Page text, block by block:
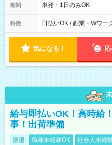
～9/19のみ下記シフトもあ
00
期間 単発・1日のみOK
特徴 日払いOK / 副業・Wワー
気になる！
給与即払いOK！高時給
事！出荷準備
派遣 職種未経験OK 社会人未経